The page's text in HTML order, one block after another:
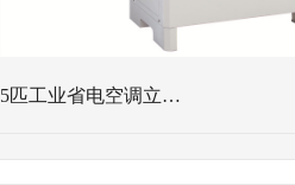
5匹工业省电空调立…